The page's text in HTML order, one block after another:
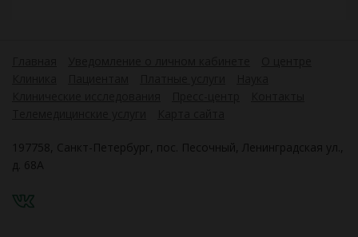
197758, Санкт-Петербург, пос. Песочный, Ленинградская ул.,
д. 68А